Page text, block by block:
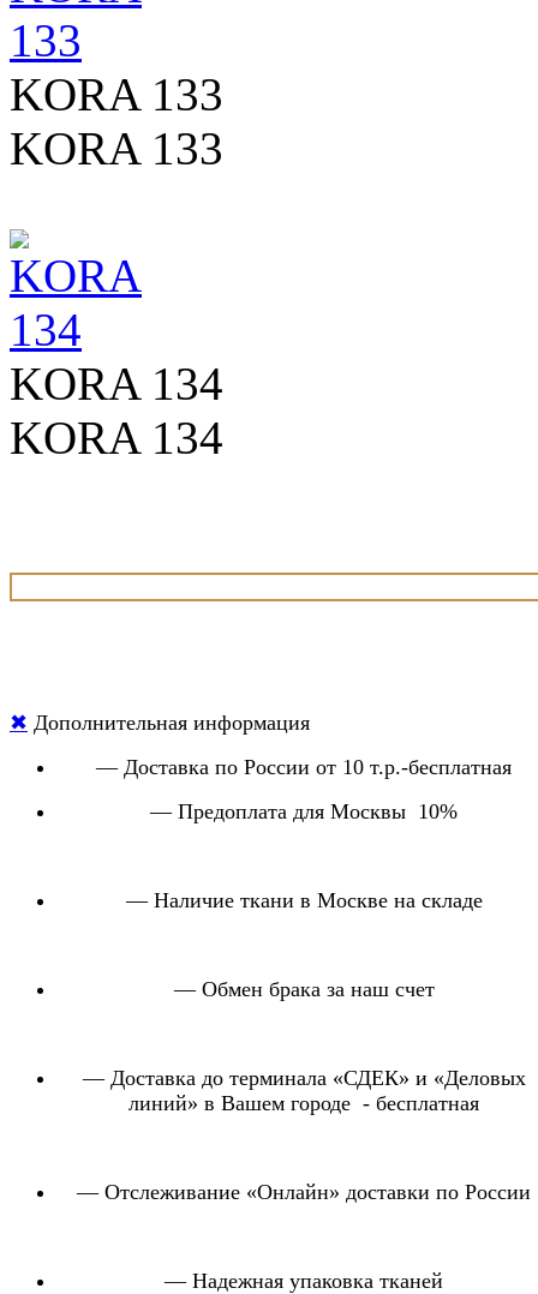
KORA 133
KORA 133
KORA 134
KORA 134
✖ Дополнительная информация
— Доставка по России от 10 т.р.-бесплатная
— Предоплата для Москвы 10%
— Наличие ткани в Москве на складе
— Обмен брака за наш счет
— Доставка до терминала «СДЕК» и «Деловых
линий» в Вашем городе - бесплатная
— Отслеживание «Онлайн» доставки по России
— Надежная упаковка тканей